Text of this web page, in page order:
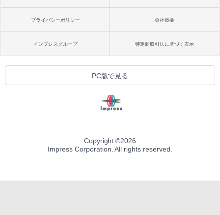
プライバシーポリシー 会社概要
インプレスグループ 特定商取引法に基づく表示
PC版で見る
Copyright ©2026
Impress Corporation. All rights reserved.